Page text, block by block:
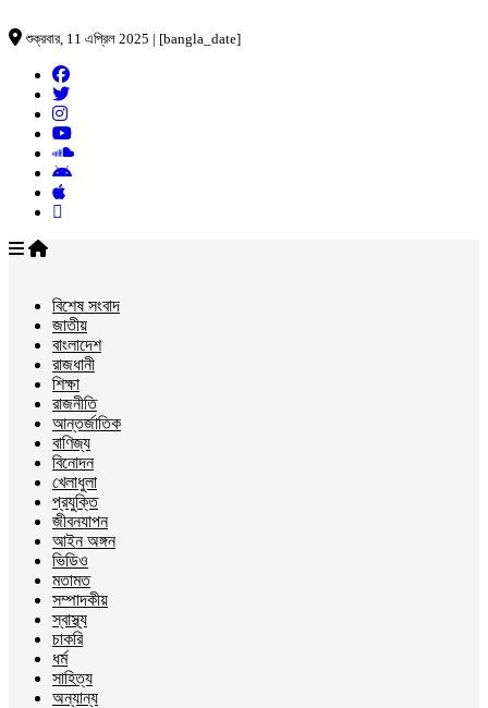
শুক্রবার, 11 এপ্রিল 2025 | [bangla_date]
বিশেষ সংবাদ
জাতীয়
বাংলাদেশ
রাজধানী
শিক্ষা
রাজনীতি
আন্তর্জাতিক
বাণিজ্য
বিনোদন
খেলাধুলা
প্রযুক্তি
জীবনযাপন
আইন অঙ্গন
ভিডিও
মতামত
সম্পাদকীয়
স্বাস্থ্য
চাকরি
ধর্ম
সাহিত্য
অন্যান্য